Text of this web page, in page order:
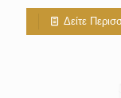
Δείτε